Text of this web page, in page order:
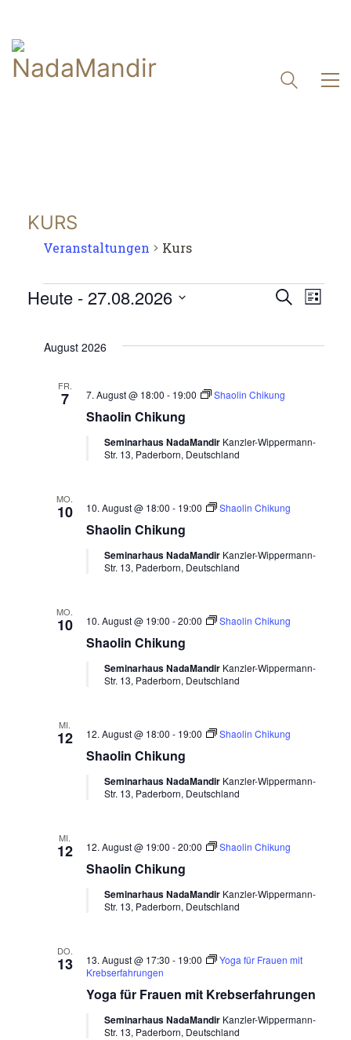
KURS
Veranstaltungen Kurs
Veranstaltungen SucheListe
Heute - 27.08.2026
August 2026
FR.
7
Shaolin Chikung
7. August @ 18:00 - 19:00 Shaolin Chikung
Seminarhaus NadaMandir Kanzler-Wippermann-
Str. 13, Paderborn, Deutschland
MO.
10
Shaolin Chikung
10. August @ 18:00 - 19:00 Shaolin Chikung
Seminarhaus NadaMandir Kanzler-Wippermann-
Str. 13, Paderborn, Deutschland
MO.
10
Shaolin Chikung
10. August @ 19:00 -20:00 Shaolin Chikung
Seminarhaus NadaMandir Kanzler-Wippermann-
Str. 13, Paderborn, Deutschland
MI.
12
Shaolin Chikung
12. August @ 18:00 - 19:00 Shaolin Chikung
Seminarhaus NadaMandir Kanzler-Wippermann-
Str. 13, Paderborn, Deutschland
MI.
12
Shaolin Chikung
12. August @ 19:00 -20:00 Shaolin Chikung
Seminarhaus NadaMandir Kanzler-Wippermann-
Str. 13, Paderborn, Deutschland
DO.
13
Yoga für Frauen mit Krebserfahrungen
13. August @ 17:30 - 19:00
Yoga für Frauen mit
Krebserfahrungen
Seminarhaus NadaMandir Kanzler-Wippermann-
Str. 13, Paderborn, Deutschland